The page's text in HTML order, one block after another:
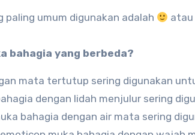
paling umum digunakan adalah atau
bahagia yang berbeda?
mata tertutup sering digunakan
dengan lidah menjulur sering
bahagia dengan air mata sering